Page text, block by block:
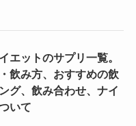
エットのサプリ一覧。
飲み方、おすすめの飲
グ、飲み合わせ、ナイ
いて